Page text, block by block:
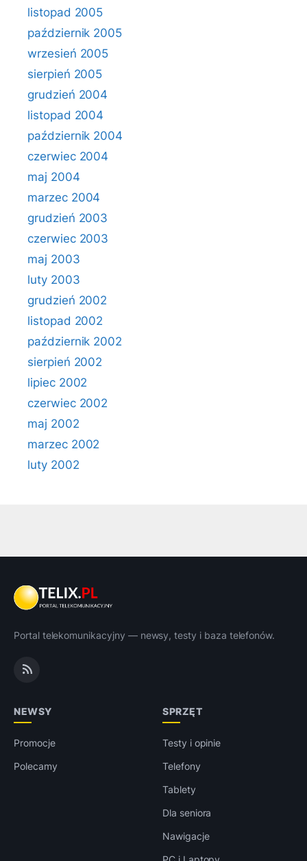
listopad 2005
październik 2005
wrzesień 2005
sierpień 2005
grudzień 2004
listopad 2004
październik 2004
czerwiec 2004
maj 2004
marzec 2004
grudzień 2003
czerwiec 2003
maj 2003
luty 2003
grudzień 2002
listopad 2002
październik 2002
sierpień 2002
lipiec 2002
czerwiec 2002
maj 2002
marzec 2002
luty 2002
Portal telekomunikacyjny — newsy, testy i baza telefonów.
NEWSY
Promocje
Polecamy
SPRZĘT
Testy i opinie
Telefony
Tablety
Dla seniora
Nawigacje